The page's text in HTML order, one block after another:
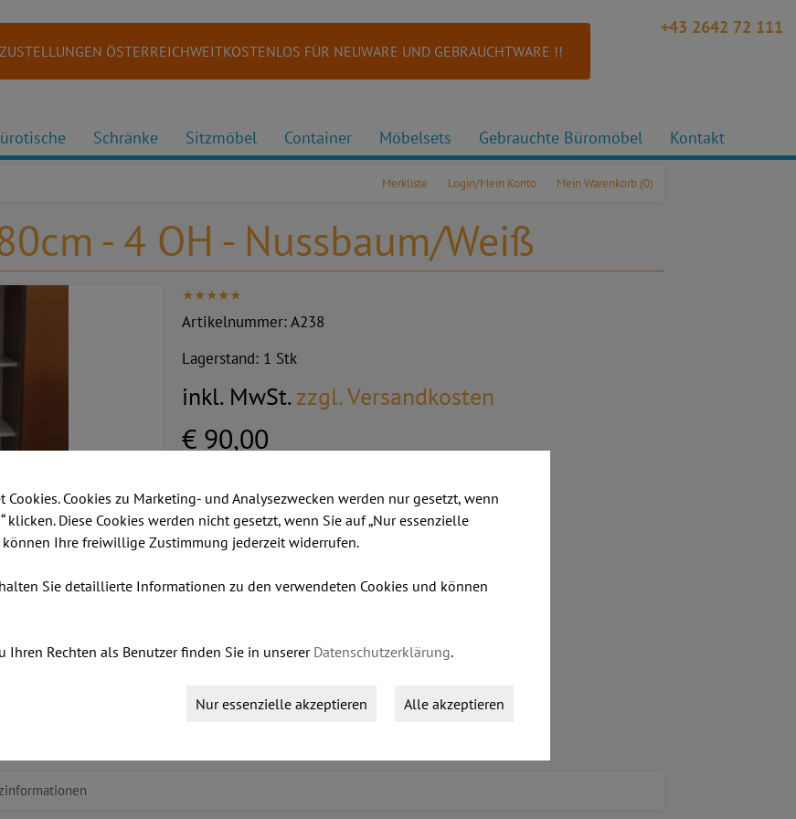
+43 2642 72 111
ZUSTELLUNGEN ÖSTERREICHWEITKOSTENLOS FÜR NEUWARE UND GEBRAUCHTWARE !!
Schränke Sitzmöbel Container Möbelsets Gebrauchte Büromöbel Kontakt
Mein Warenkorb (0)
Login/Mein Konto
Merkliste
- 4 OH - Nussbaum/Weiß
Artikelnummer:A238
Lagerstand: 1 Stk
inkl. MwSt.zzgl. Versandkosten
€ 90,00
Dieser Artikel ist lagernd.
Cookies. Cookies zu Marketing- und Analysezwecken werden nur gesetzt, wenn
klicken. Diese Cookies werden nicht gesetzt, wenn Sie auf „Nur essenzielle
können Ihre freiwillige Zustimmung jederzeit widerrufen.
Sie detaillierte Informationen zu den verwendeten Cookies und können
Ihren Rechten als Benutzer finden Sie in unserer Datenschutzerklärung.
Alle akzeptieren
Nur essenzielle akzeptieren